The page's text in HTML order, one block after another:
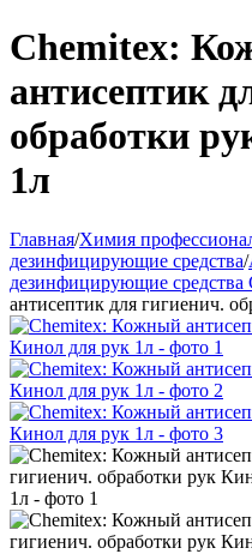
Chemitex:
антисептик
обработки
1л
Главная/Химия
дезинфицирующие средства/
дезинфицирующие средства
антисептик для гигиенич.